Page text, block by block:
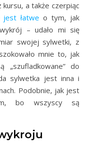
kursu, a także czerpiąc
jest łatwe o tym, jak
– udało mi się
swojej sylwetki, z
mnie to, jak
„szufladkowane” do
sylwetka jest inna i
Podobnie, jak jest
bo wszyscy są